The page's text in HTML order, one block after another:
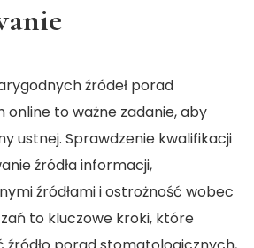
źródeł porad
to ważne zadanie, aby
ustnej. Sprawdzenie kwalifikacji
źródła informacji,
źródłami i ostrożność wobec
to kluczowe kroki, które